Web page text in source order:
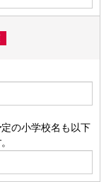
の小学校名も以下